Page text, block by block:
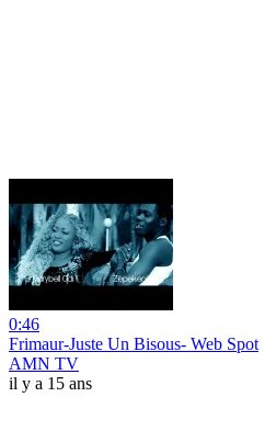
0:46
Frimaur-Juste Un Bisous- Web Spot
AMN TV
il y a 15 ans